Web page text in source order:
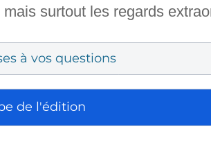
mais surtout les regards
à vos questions
de l'édition